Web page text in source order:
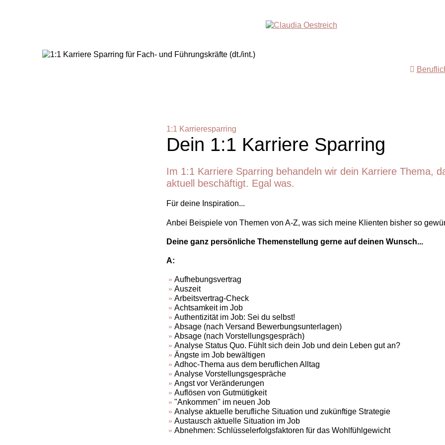
1:1 Karrieresparring
Dein 1:1 Karriere Sparring
Im 1:1 Karriere Sparring behandeln wir dein Karriere Thema,
aktuell beschäftigt. Egal was.
Für deine Inspiration...
Anbei Beispiele von Themen von A-Z, was sich meine Klienten bisher so
Deine ganz persönliche Themenstellung gerne auf deinen Wunsch...
A:
Aufhebungsvertrag
Auszeit
Arbeitsvertrag-Check
Achtsamkeit im Job
Authentizität im Job: Sei du selbst!
Absage (nach Versand Bewerbungsunterlagen)
Absage (nach Vorstellungsgespräch)
Analyse Status Quo. Fühlt sich dein Job und dein Leben gut an?
Ängste im Job bewältigen
Adhoc-Thema aus dem beruflichen Alltag
Analyse Vorstellungsgespräche
Angst vor Veränderungen
Auflösen von Gutmütigkeit
"Ankommen" im neuen Job
Analyse aktuelle berufliche Situation und zukünftige Strategie
Austausch aktuelle Situation im Job
Abnehmen: Schlüsselerfolgsfaktoren für das Wohlfühlgewicht